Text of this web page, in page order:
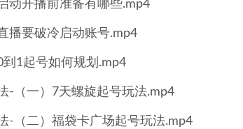
动开播前准备有哪些.mp4
播要破冷启动账号.mp4
1起号如何规划.mp4
-（一）7天螺旋起号玩法.mp4
-（二）福袋卡广场起号玩法.mp4